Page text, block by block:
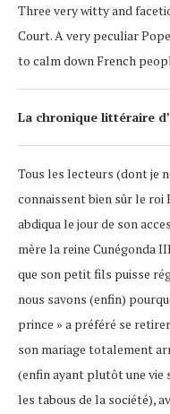
Three very witty and
Court. A very peculiar
to calm down French
La chronique littéraire
Tous les lecteurs (dont je
connaissent bien sûr le roi
abdiqua le jour de son
mère la reine Cunégonda
que son petit fils puisse
nous savons (enfin)
prince » a préféré se
son mariage totalement
(enfin ayant plutôt une vie
les tabous de la société),